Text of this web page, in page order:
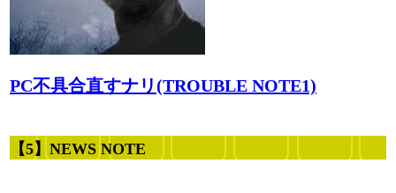
PC不具合直すナリ(TROUBLE NOTE1)
【5】NEWS NOTE